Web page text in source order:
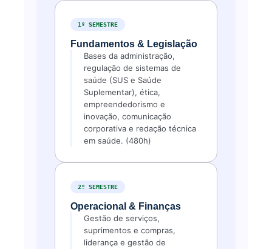
1º SEMESTRE
Fundamentos & Legislação
Bases da administração,
regulação de sistemas de
saúde (SUS e Saúde
Suplementar), ética,
empreendedorismo e
inovação, comunicação
corporativa e redação técnica
em saúde. (480h)
2º SEMESTRE
Operacional & Finanças
Gestão de serviços,
suprimentos e compras,
liderança e gestão de